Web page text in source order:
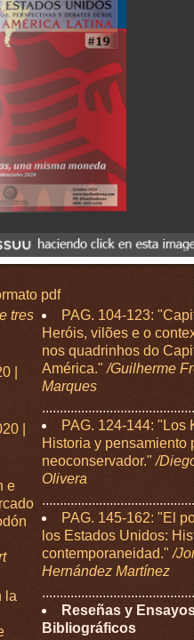
pdf
tres
|
|
e
la
PAG. 104-123:
Heróis, vilões e o
nos quadrinhos do
América."/Guilherme
Marques
PAG. 124-144: "Los
Historia y pensamiento
neoconservador."/
Olivera
PAG. 145-162: "El
los Estados Unidos:
contemporaneidad."/
Hernández Martínez
Reseñas y
Bibliográficos